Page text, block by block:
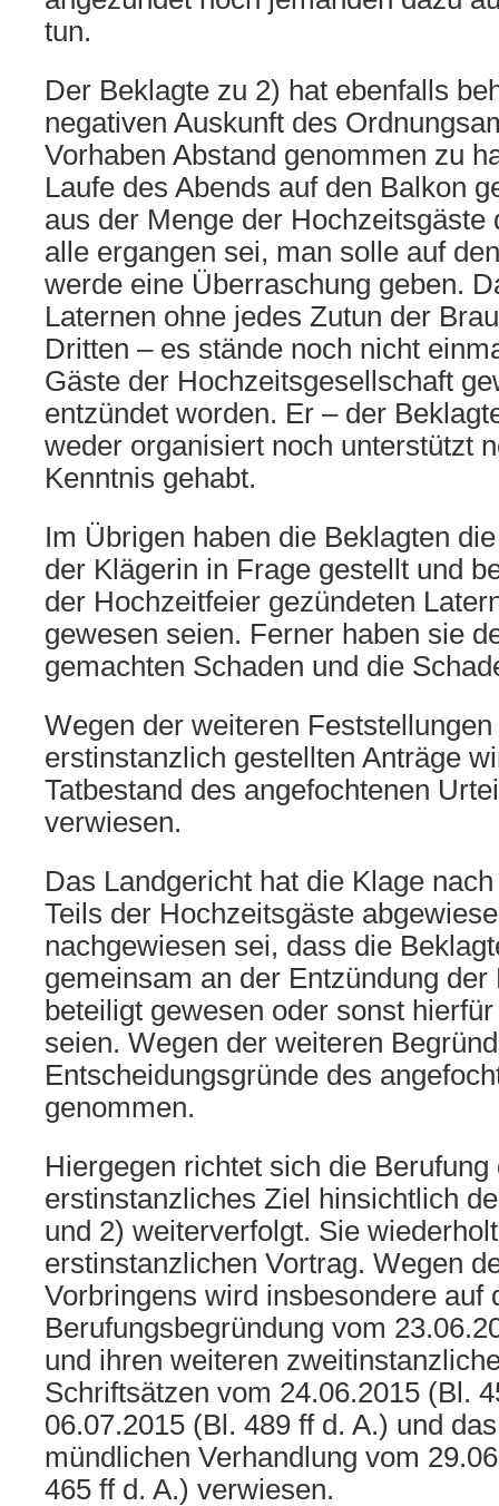
tun.
Der Beklagte zu 2) hat ebenfalls
negativen Auskunft des
Vorhaben Abstand genommen zu
Laufe des Abends auf den Balkon
aus der Menge der Hochzeitsgäste
alle ergangen sei, man solle auf
werde eine Überraschung geben.
Laternen ohne jedes Zutun der
Dritten – es stände noch nicht
Gäste der Hochzeitsgesellschaft
entzündet worden. Er – der
weder organisiert noch unterstützt
Kenntnis gehabt.
Im Übrigen haben die Beklagten
der Klägerin in Frage gestellt und
der Hochzeitfeier gezündeten
gewesen seien. Ferner haben sie
gemachten Schaden und die
Wegen der weiteren
erstinstanzlich gestellten Anträge
Tatbestand des angefochtenen
verwiesen.
Das Landgericht hat die Klage
Teils der Hochzeitsgäste
nachgewiesen sei, dass die
gemeinsam an der Entzündung
beteiligt gewesen oder sonst
seien. Wegen der weiteren
Entscheidungsgründe des
genommen.
Hiergegen richtet sich die
erstinstanzliches Ziel hinsichtlich
und 2) weiterverfolgt. Sie
erstinstanzlichen Vortrag. Wegen
Vorbringens wird insbesondere auf
Berufungsbegründung vom
und ihren weiteren
Schriftsätzen vom 24.06.2015 (Bl.
06.07.2015 (Bl. 489 ff d. A.) und
mündlichen Verhandlung vom
465 ff d. A.) verwiesen.